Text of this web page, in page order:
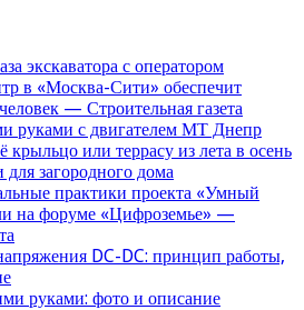
экскаватора с оператором
в «Москва-Сити» обеспечит
— Строительная газета
руками с двигателем МТ Днепр
крыльцо или террасу из лета в осень
загородного дома
практики проекта «Умный
на форуме «Цифроземье» —
DC-DC: принцип работы,
руками: фото и описание